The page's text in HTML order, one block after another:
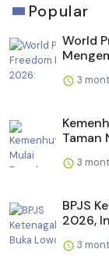
Popular
World
3
Taman
3
BPJS
2026,
3